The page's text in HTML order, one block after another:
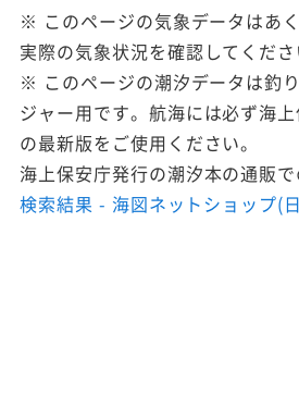
※ このページの気象データはあ
実際の気象状況を確認してくださ
※ このページの潮汐データは釣
ジャー用です。航海には必ず海
の最新版をご使用ください。
海上保安庁発行の潮汐本の通販
検索結果 - 海図ネットショップ(